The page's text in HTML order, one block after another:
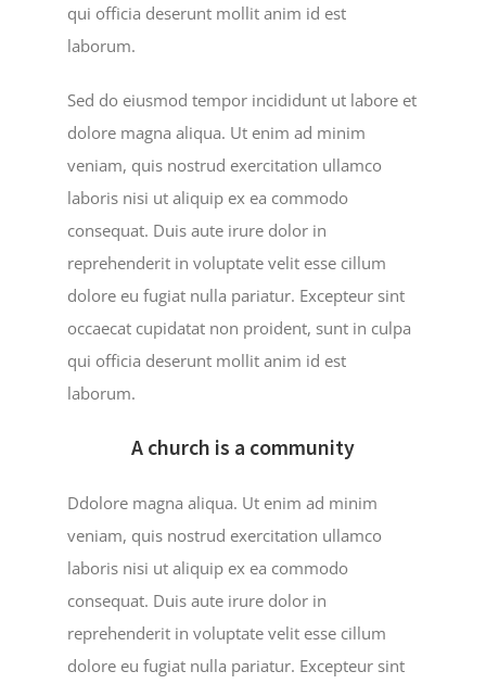
qui officia deserunt mollit anim id est
laborum.
Sed do eiusmod tempor incididunt ut labore et
dolore magna aliqua. Ut enim ad minim
veniam, quis nostrud exercitation ullamco
laboris nisi ut aliquip ex ea commodo
consequat. Duis aute irure dolor in
reprehenderit in voluptate velit esse cillum
dolore eu fugiat nulla pariatur. Excepteur sint
occaecat cupidatat non proident, sunt in culpa
qui officia deserunt mollit anim id est
laborum.
A church is a community
Ddolore magna aliqua. Ut enim ad minim
veniam, quis nostrud exercitation ullamco
laboris nisi ut aliquip ex ea commodo
consequat. Duis aute irure dolor in
reprehenderit in voluptate velit esse cillum
dolore eu fugiat nulla pariatur. Excepteur sint